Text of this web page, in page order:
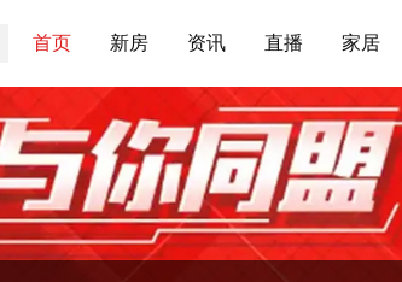
首页 新房 资讯 直播 家居